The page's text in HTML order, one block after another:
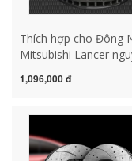
Thích hợp cho Đông
Mitsubishi Lancer
Lingyue V3 sửa đổi đĩa
Lingshuai cũ
1,096,000 đ